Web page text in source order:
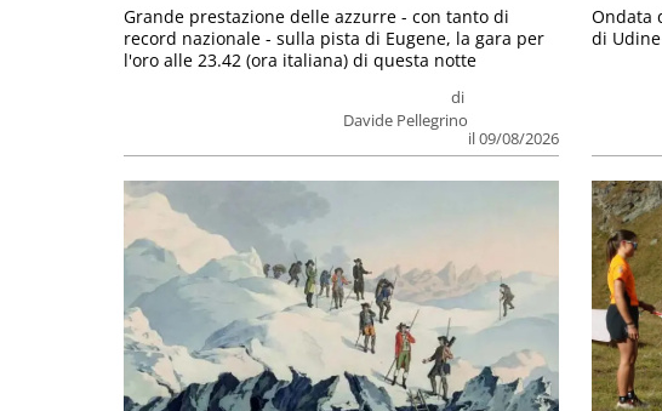
di
Davide Pellegrino
il 09/08/2026
Grande prestazione delle azzurre - con tanto di
record nazionale - sulla pista di Eugene, la gara per
l'oro alle 23.42 (ora italiana) di questa notte
Ondata
di Udine